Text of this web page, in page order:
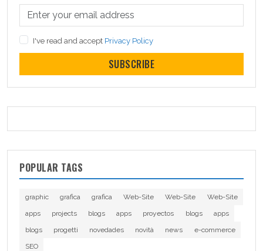
I've read and accept Privacy Policy
SUBSCRIBE
POPULAR TAGS
graphic grafica grafica Web-Site Web-Site
Web-Site
apps
projects blogs apps proyectos blogs
apps
blogs
progetti novedades novità news
e-commerce
SEO